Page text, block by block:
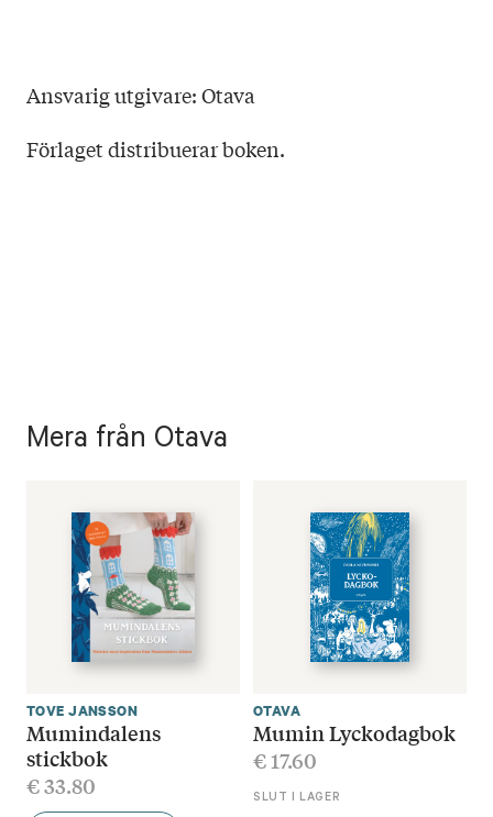
Ansvarig utgivare: Otava
Förlaget distribuerar boken.
Mera från Otava
TOVE JANSSON
Mumindalens
stickbok
€33.80
OTAVA
Mumin Lyckodagbok
€17.60
SLUT I LAGER